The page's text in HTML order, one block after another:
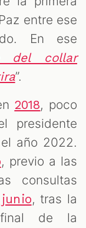
entre ese
En ese
del collar
”.
2018, poco
presidente
año 2022.
, previo a las
consultas
, tras la
final de la